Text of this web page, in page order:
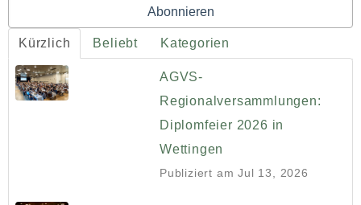
Kürzlich Beliebt Kategorien
AGVS-
Regionalversammlungen:
Diplomfeier 2026 in
Wettingen
Publiziert am Jul 13, 2026